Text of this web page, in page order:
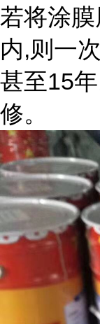
若将涂
内,则一
甚至15
修。